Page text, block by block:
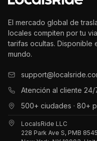
El mercado global de
locales compiten por tu
tarifas ocultas.
mundo.
Atención al cliente 24/
500+ ciudades · 80+
LocalsRide LLC
228 Park Ave S, PMB